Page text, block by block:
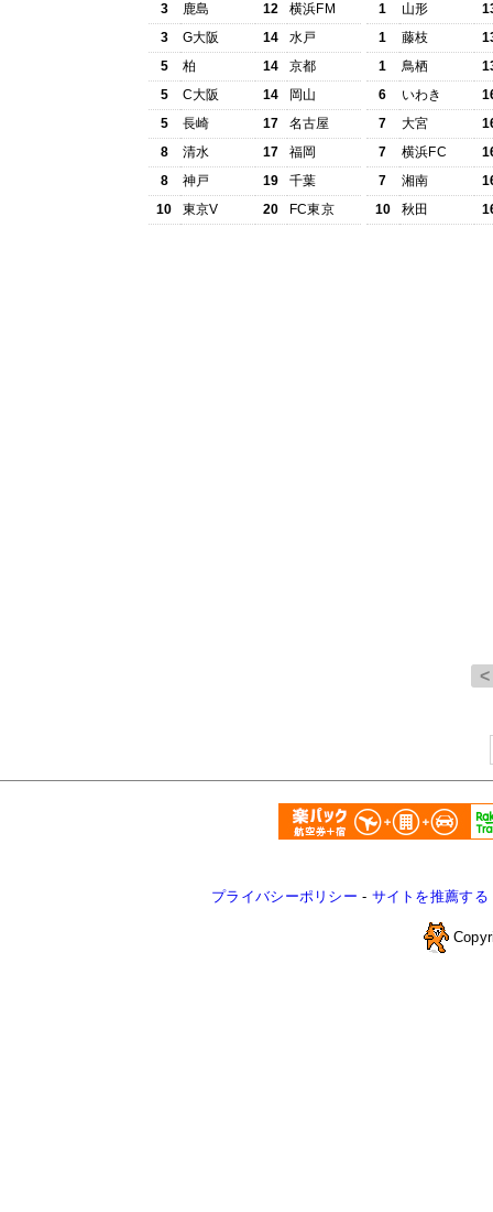
3
鹿島 12
横浜FM
3
G大阪 14
水戸
5
柏 14
京都
5
C大阪 14
岡山
5
長崎 17
名古屋
8
清水 17
福岡
8
神戸 19
千葉
10
東京V 20 FC東京
1
山形
1
藤枝
1
鳥栖
6
いわき
7
大宮
7
横浜FC
7
湘南
10
秋田
プライバシーポリシー - サイトを推薦する